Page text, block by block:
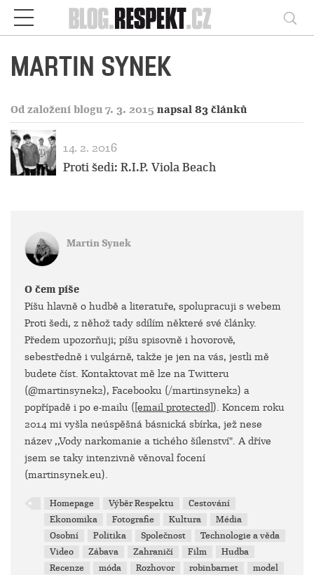
Respekt
MARTIN SYNEK
Od založení blogu 7. 3. 2015 napsal 83 článků
14. 2. 2016
Proti šedi: R.I.P. Viola Beach
Martin Synek
O čem píše
Píšu hlavně o hudbě a literatuře, spolupracuji s webem
Proti šedi, z něhož tady sdílím některé své články.
Předem upozorňuji; píšu spisovně i hovorově,
sebestředně i vulgárně, takže je jen na vás, jestli mě
budete číst. Kontaktovat mě lze na Twitteru
(@martinsynek2), Facebooku (/martinsynek2) a
popřípadě i po e-mailu ([email protected]). Koncem roku
2014 mi vyšla neúspěšná básnická sbírka, jež nese
název ,,Vody narkomanie a tichého šílenství". A dříve
jsem se taky intenzivně věnoval focení
(martinsynek.eu).
Homepage Výběr Respektu
Cestování
Ekonomika
Fotografie Kultura
Média
Osobní
Politika Společnost
Technologie a věda
Video
Zábava Zahraničí Film
Hudba
Recenze
móda Rozhovor robinbarnet
model